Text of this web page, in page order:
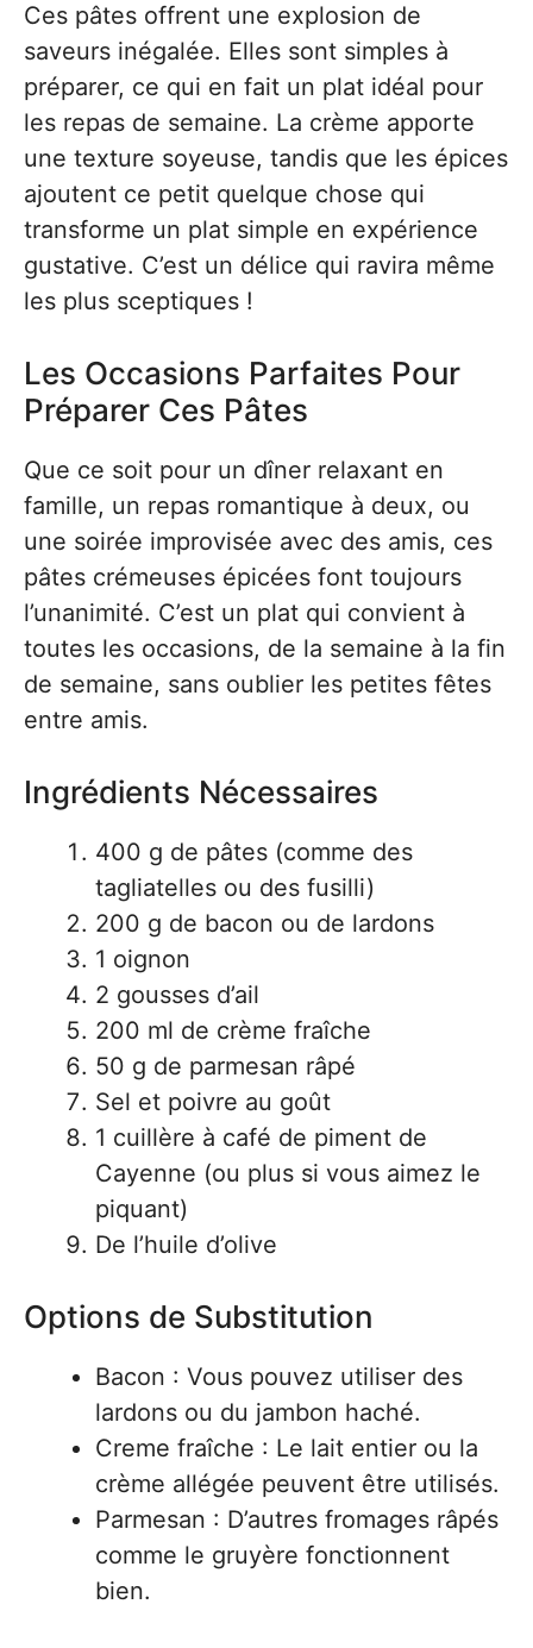
Ces pâtes offrent une explosion de
saveurs inégalée. Elles sont simples à
préparer, ce qui en fait un plat idéal pour
les repas de semaine. La crème apporte
une texture soyeuse, tandis que les épices
ajoutent ce petit quelque chose qui
transforme un plat simple en expérience
gustative. C’est un délice qui ravira même
les plus sceptiques !
Les Occasions Parfaites Pour
Préparer Ces Pâtes
Que ce soit pour un dîner relaxant en
famille, un repas romantique à deux, ou
une soirée improvisée avec des amis, ces
pâtes crémeuses épicées font toujours
l’unanimité. C’est un plat qui convient à
toutes les occasions, de la semaine à la fin
de semaine, sans oublier les petites fêtes
entre amis.
Ingrédients Nécessaires
400 g de pâtes (comme des
tagliatelles ou des fusilli)
200 g de bacon ou de lardons
1 oignon
2 gousses d’ail
200 ml de crème fraîche
50 g de parmesan râpé
Sel et poivre au goût
1 cuillère à café de piment de
Cayenne (ou plus si vous aimez le
piquant)
De l’huile d’olive
Options de Substitution
Bacon : Vous pouvez utiliser des
lardons ou du jambon haché.
Creme fraîche : Le lait entier ou la
crème allégée peuvent être utilisés.
Parmesan : D’autres fromages râpés
comme le gruyère fonctionnent
bien.